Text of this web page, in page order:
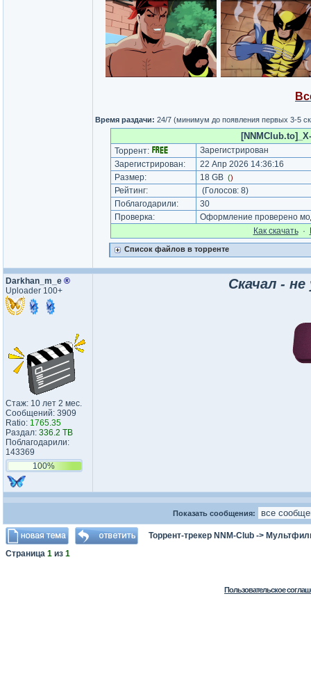
Время раздачи: 24/7 (минимум до появления первых 3-5
Торрент:
Зарегистрирован
Зарегистрирован:
22 Апр 2026 14:36:16
Размер:
18 GB ()
Рейтинг: (Голосов: 8)
Поблагодарили:
30
Проверка:
Оформление проверено
Как cкачать·
Список файлов в торренте
Darkhan_m_e ®
Uploader 100+
Стаж: 10 лет 2 мес.
Сообщений: 3909
Ratio: 1765.35
Раздал: 336.2 TB
Поблагодарили:
143369
100%
Скачал -
Показать сообщения:
Торрент-трекер NNM-Club ->
Страница 1 из 1
Пользовательское